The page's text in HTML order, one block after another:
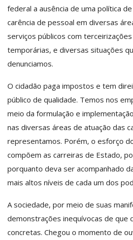
federal a ausência de uma política
carência de pessoal em diversas
serviços públicos com
temporárias, e diversas situações
denunciamos.
O cidadão paga impostos e tem
público de qualidade. Temos nos
meio da formulação e
nas diversas áreas de atuação das
representamos. Porém, o esforço
compõem as carreiras de Estado,
porquanto deva ser acompanhado
mais altos níveis de cada um dos
A sociedade, por meio de suas
demonstrações inequívocas de que
concretas. Chegou o momento de